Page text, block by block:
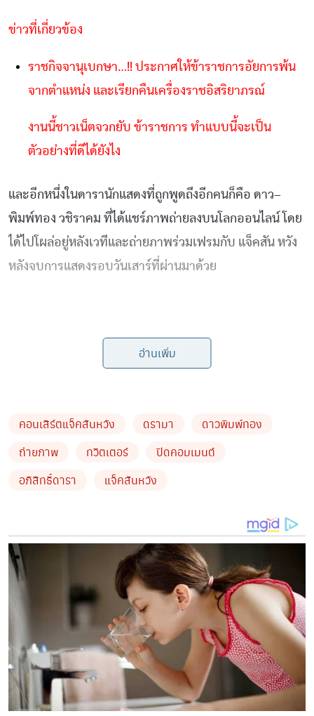
ข่าวที่เกี่ยวข้อง
ราชกิจจานุเบกษา…!! ประกาศให้ข้าราชการอัยการพ้น
จากตำแหน่ง และเรียกคืนเครื่องราชอิสริยาภรณ์
งานนี้ชาวเน็ตจวกยับ ข้าราชการ ทำแบบนี้จะเป็น
ตัวอย่างที่ดีได้ยังไง
และอีกหนึ่งในดารานักแสดงที่ถูกพูดถึงอีกคนก็คือ ดาว–
พิมพ์ทอง วชิราคม ที่ได้แชร์ภาพถ่ายลงบนโลกออนไลน์ โดย
ได้ไปโผล่อยู่หลังเวทีและถ่ายภาพร่วมเฟรมกับ แจ็คสัน หวัง
หลังจบการแสดงรอบวันเสาร์ที่ผ่านมาด้วย
ทำให้ประเด็นดังกล่าว กลายเป็นที่วิจารณ์อย่างมาก
เพราะ
ก่อนหน้านี้เจ้าตัวเคยเปิดเผยข้อมูลว่า‘เธอใช้ความพยายาม
ในการกดบัตรด้วยตัวเองและได้บัตรราคา6,500
บาทมา
’โดยปกติหากใครที่กดบัตร‘Magic 1’ VIP
PACKAGE ในราคา 18,000 เท่านั้น
ถึงจะได้ร่วมถ่ายภาพกับ
แจ็คสัน หวัง ทำให้มีแฟน
และชาวเน็ตต่างตั้งคำถามว่าเธอ
ถืออภิสิทธิ์ความเป็นดาราคนดังอยู่หรือไม่
อ่านเพิ่ม
คอนเสิร์ตแจ็คสันหวัง ดรามา
ดาวพิมพ์ทอง
ถ่ายภาพ
ทวิตเตอร์
ปิดคอมเมนต์
อภิสิทธิ์ดารา
แจ็คสันหวัง